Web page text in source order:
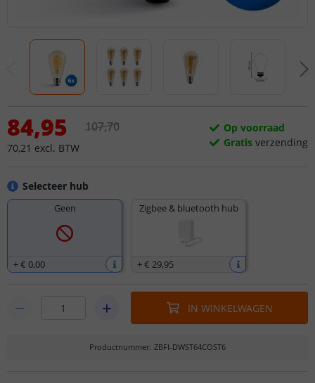
Selecteer hub
Geen
+€ 0,00
Zigbee & bluetooth hub
+€ 29,95
84,95
70,21 excl. BTW
107,70
Op voorraad
Gratis verzending
IN WINKELWAGEN
Productnummer: ZBFI-DWST64COST6